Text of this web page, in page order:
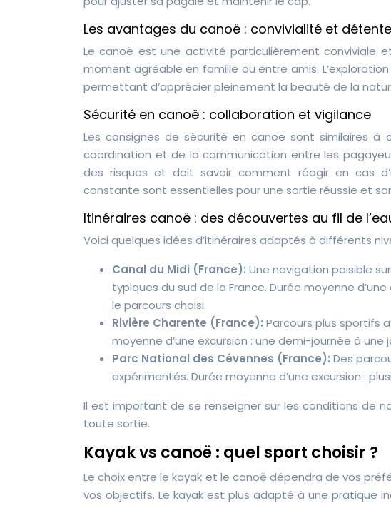
Les avantages du canoë : convivialité et détente
Le canoë est une activité particulièrement conviviale
moment agréable en famille ou entre amis.
permettant d’apprécier pleinement la beauté de la
Sécurité en canoë : collaboration et vigilance
Les consignes de sécurité en canoë sont similaires
coordination et de la communication entre les
des risques et doit savoir comment réagir en cas
constante sont essentielles pour une sortie réussie et
Itinéraires canoë : des découvertes au fil de
Voici quelques idées d’itinéraires adaptés à différents
Canal du Midi (France): Une navigation paisible
typiques du sud de la France. Durée moyenne
le parcours choisi.
Rivière Charente (France): Parcours plus sportifs
moyenne d’une excursion : une demi-journée à
Parc National des Cévennes (France): Des
expérimentés. Durée moyenne d’une excursion :
Il est important de se renseigner sur les conditions de
toute sortie.
Kayak vs canoë : quel sport choisir ?
Le choix entre le kayak et le canoë dépendra de vos
vos objectifs. Le kayak est plus adapté à une pratique